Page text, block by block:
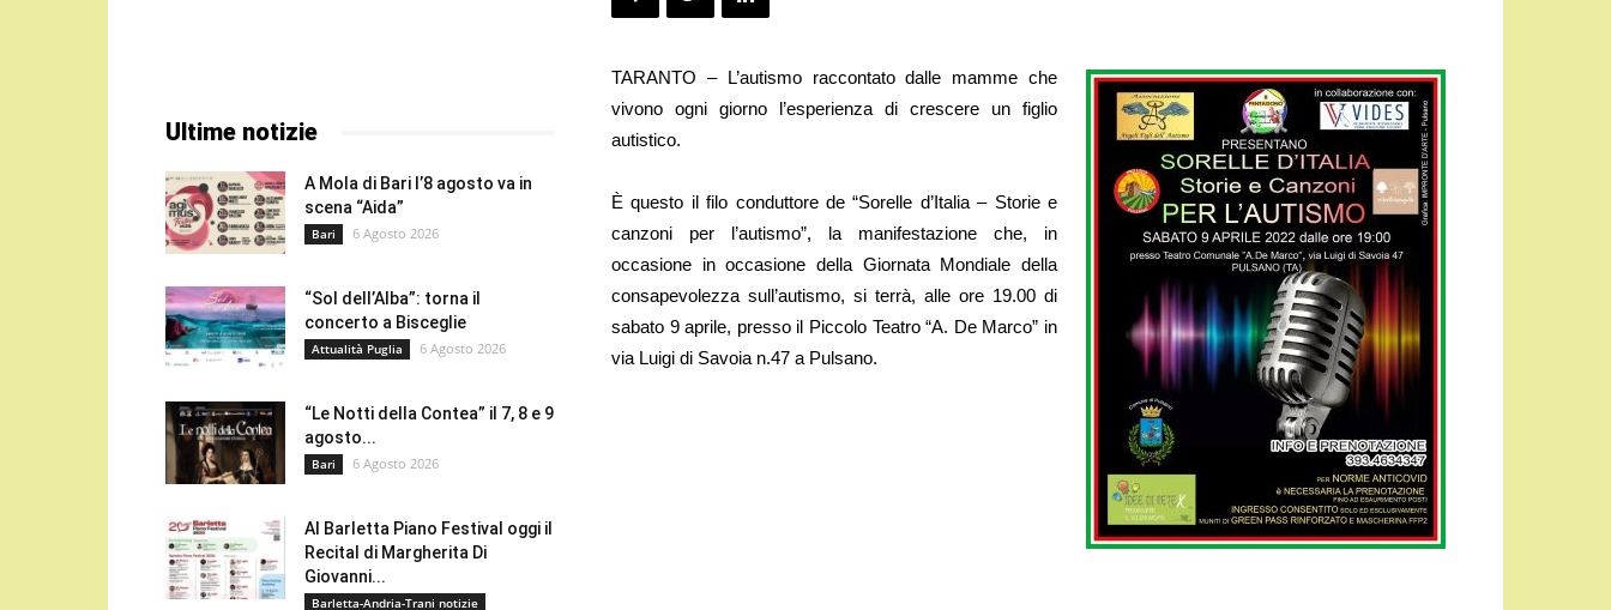
TARANTO – L’autismo raccontato dalle mamme che
vivono ogni giorno l’esperienza di crescere un figlio
autistico.
È questo il filo conduttore de “Sorelle d’Italia – Storie e
canzoni per l’autismo”, la manifestazione che, in
occasione in occasione della Giornata Mondiale della
consapevolezza sull’autismo, si terrà, alle ore 19.00 di
sabato 9 aprile, presso il Piccolo Teatro “A. De Marco” in
via Luigi di Savoia n.47 a Pulsano.
Ultime notizie
A Mola di Bari l’8 agosto va in
scena “Aida”
Bari 6 Agosto 2026
“Sol dell’Alba”: torna il
concerto a Bisceglie
Attualità Puglia 6 Agosto 2026
“Le Notti della Contea” il 7, 8 e 9
agosto...
Bari 6 Agosto 2026
Al Barletta Piano Festival oggi il
Recital di Margherita Di
Giovanni...
Barletta-Andria-Trani notizie